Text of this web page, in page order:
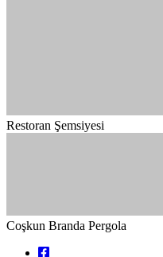
Restoran Şemsiyesi
Coşkun Branda Pergola